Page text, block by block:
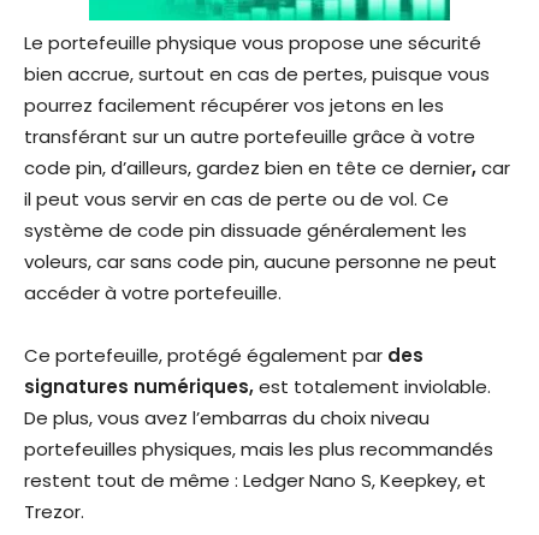
Le portefeuille physique vous propose une sécurité
bien accrue, surtout en cas de pertes, puisque vous
pourrez facilement récupérer vos jetons en les
transférant sur un autre portefeuille grâce à votre
code pin, d’ailleurs, gardez bien en tête ce dernier,car
il peut vous servir en cas de perte ou de vol. Ce
système de code pin dissuade généralement les
voleurs, car sans code pin, aucune personne ne peut
accéder à votre portefeuille.
Ce portefeuille, protégé également par des
signatures numériques,est totalement inviolable.
De plus, vous avez l’embarras du choix niveau
portefeuilles physiques, mais les plus recommandés
restent tout de même : Ledger Nano S, Keepkey, et
Trezor.